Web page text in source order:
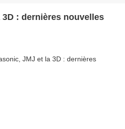
: dernières nouvelles